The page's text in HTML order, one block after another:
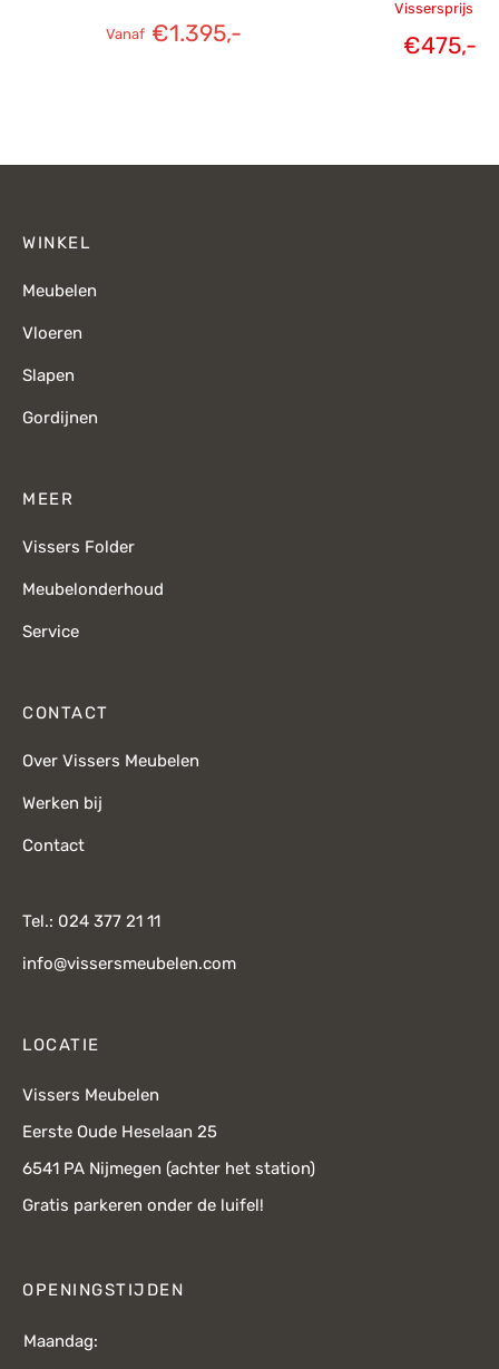
Vanaf €1.395,-
Vissersprijs
€475,-
WINKEL
Meubelen
Vloeren
Slapen
Gordijnen
MEER
Vissers Folder
Meubelonderhoud
Service
CONTACT
Over Vissers Meubelen
Werken bij
Contact
Tel.: 024 377 21 11
info@vissersmeubelen.com
LOCATIE
Vissers Meubelen
Eerste Oude Heselaan 25
6541 PA Nijmegen (achter het station)
Gratis parkeren onder de luifel!
OPENINGSTIJDEN
Maandag: